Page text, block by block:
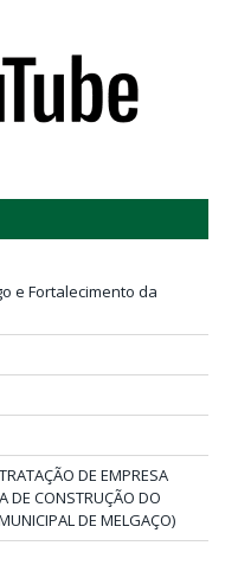
e Fortalecimento da
DE EMPRESA
DE CONSTRUÇÃO DO
DE MELGAÇO)